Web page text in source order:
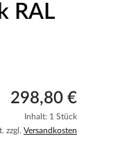
RAL
298,80 €
Inhalt: 1 Stück
zzgl. Versandkosten